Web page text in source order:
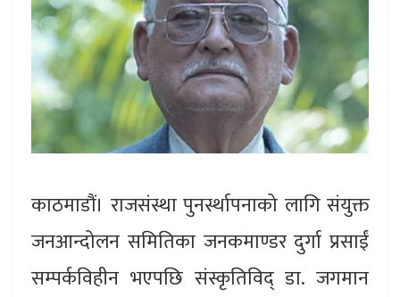
काठमाडौं। राजसंस्था पुनर्स्थापनाको लागि संयुक्त
जनआन्दोलन समितिका जनकमाण्डर दुर्गा प्रसाईं
सम्पर्कविहीन भएपछि संस्कृतिविद् डा. जगमान